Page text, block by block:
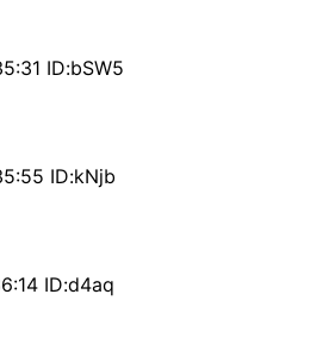
ID:bSW5
ID:kNjb
ID:d4aq